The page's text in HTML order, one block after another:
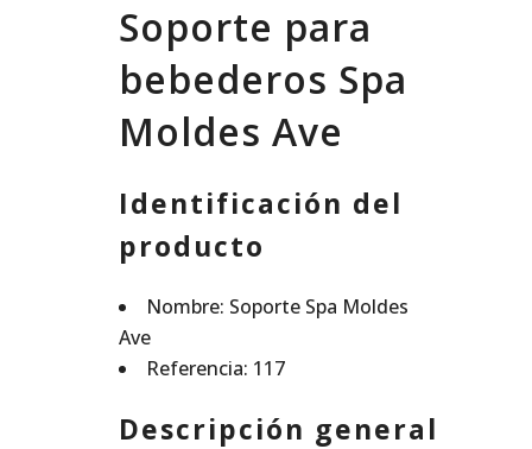
Soporte para
bebederos Spa
Moldes Ave
Identificación del
producto
Nombre: Soporte Spa Moldes
Ave
Referencia: 117
Descripción general